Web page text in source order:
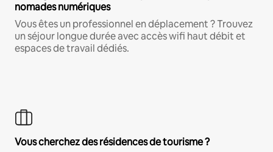
nomades numériques
Vous êtes un professionnel en déplacement ? Trouvez
un séjour longue durée avec accès wifi haut débit et
espaces de travail dédiés.
Vous cherchez des résidences de tourisme ?